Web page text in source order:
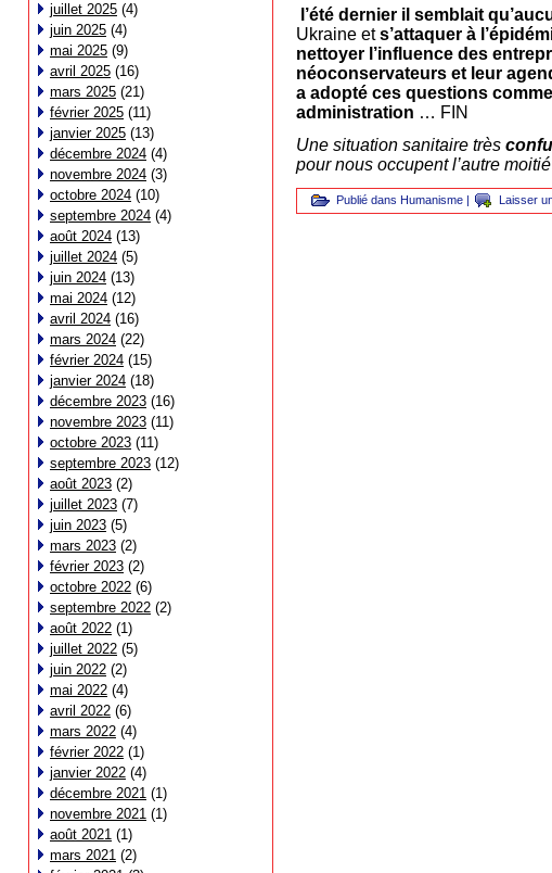
juillet 2025 (4)
juin 2025 (4)
mai 2025 (9)
avril 2025 (16)
mars 2025 (21)
février 2025 (11)
janvier 2025 (13)
décembre 2024 (4)
novembre 2024 (3)
octobre 2024 (10)
septembre 2024 (4)
août 2024 (13)
juillet 2024 (5)
juin 2024 (13)
mai 2024 (12)
avril 2024 (16)
mars 2024 (22)
février 2024 (15)
janvier 2024 (18)
décembre 2023 (16)
novembre 2023 (11)
octobre 2023 (11)
septembre 2023 (12)
août 2023 (2)
juillet 2023 (7)
juin 2023 (5)
mars 2023 (2)
février 2023 (2)
octobre 2022 (6)
septembre 2022 (2)
août 2022 (1)
juillet 2022 (5)
juin 2022 (2)
mai 2022 (4)
avril 2022 (6)
mars 2022 (4)
février 2022 (1)
janvier 2022 (4)
décembre 2021 (1)
novembre 2021 (1)
août 2021 (1)
mars 2021 (2)
l’été dernier il semblait
Ukraine ets’attaquer à
nettoyer l’influence des
néoconservateurs et leur
a adopté ces questions
administration … FIN
Une situation sanitaire très
pour nous occupent l’autre
Publié dans Humanisme | Laisser